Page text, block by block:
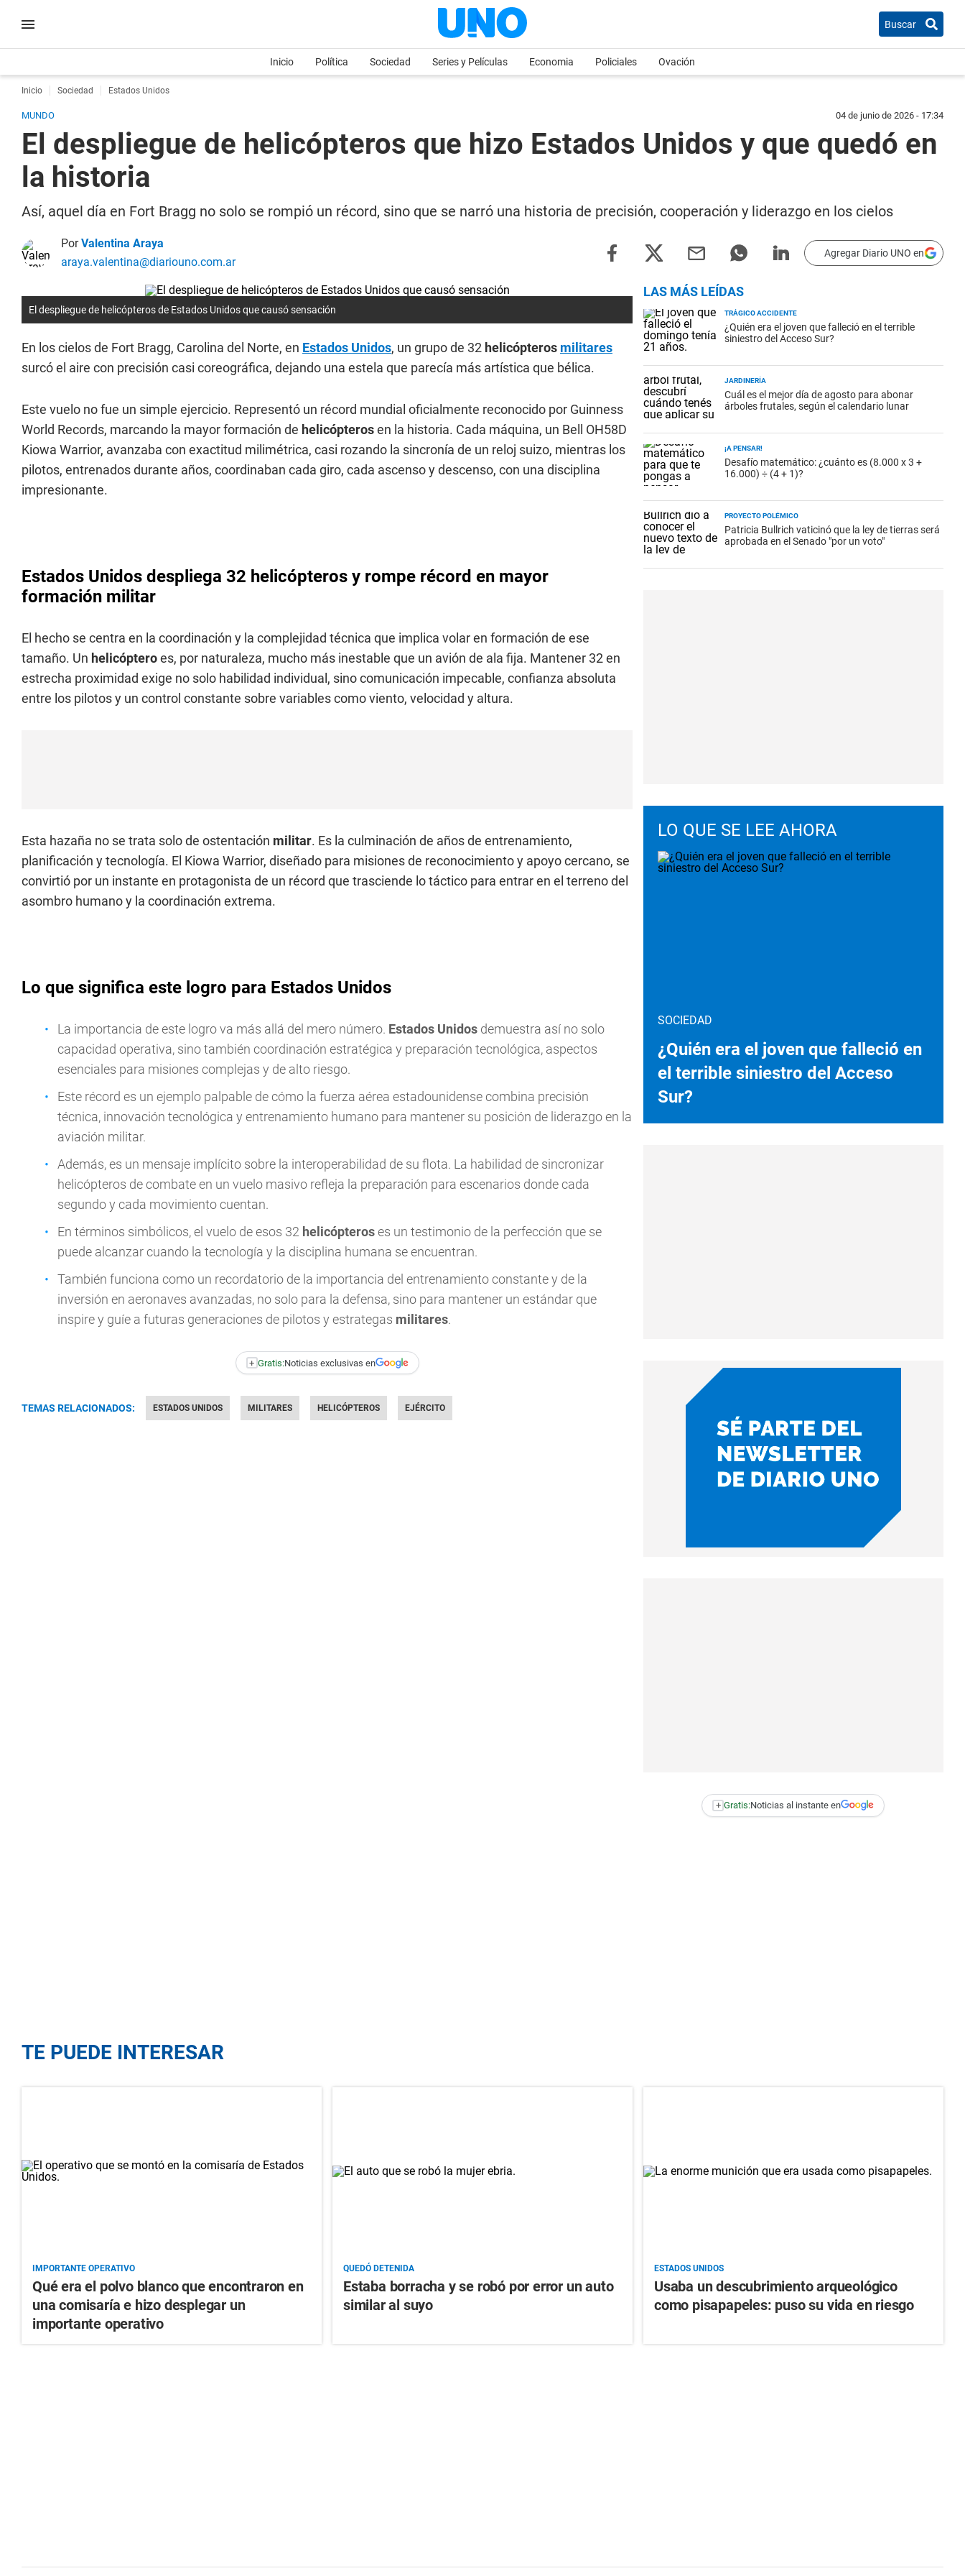
Buscar
Inicio Política Sociedad Series y Películas Economia Policiales Ovación
Inicio Sociedad Estados Unidos
MUNDO 04 de junio de 2026 - 17:34
El despliegue de helicópteros que hizo Estados Unidos y que quedó en
la historia
Así, aquel día en Fort Bragg no solo se rompió un récord, sino que se narró una historia de precisión, cooperación y liderazgo en los cielos
PorValentina Araya
araya.valentina@diariouno.com.ar
Agregar Diario UNO en
El despliegue de helicópteros de Estados Unidos que causó sensación
En los cielos de Fort Bragg, Carolina del Norte, en Estados Unidos, un grupo de 32 helicópteros militares
surcó el aire con precisión casi coreográfica, dejando una estela que parecía más artística que bélica.
Este vuelo no fue un simple ejercicio. Representó un récord mundial oficialmente reconocido por Guinness
World Records, marcando la mayor formación de helicópterosen la historia. Cada máquina, un Bell OH58D
Kiowa Warrior, avanzaba con exactitud milimétrica, casi rozando la sincronía de un reloj suizo, mientras los
pilotos, entrenados durante años, coordinaban cada giro, cada ascenso y descenso, con una disciplina
impresionante.
Estados Unidos despliega 32 helicópteros y rompe récord en mayor
formación militar
El hecho se centra en la coordinación y la complejidad técnica que implica volar en formación de ese
tamaño. Un helicópteroes, por naturaleza, mucho más inestable que un avión de ala fija. Mantener 32 en
estrecha proximidad exige no solo habilidad individual, sino comunicación impecable, confianza absoluta
entre los pilotos y un control constante sobre variables como viento, velocidad y altura.
Esta hazaña no se trata solo de ostentación militar. Es la culminación de años de entrenamiento,
planificación y tecnología. El Kiowa Warrior, diseñado para misiones de reconocimiento y apoyo cercano, se
convirtió por un instante en protagonista de un récord que trasciende lo táctico para entrar en el terreno del
asombro humano y la coordinación extrema.
Lo que significa este logro para Estados Unidos
La importancia de este logro va más allá del mero número. Estados Unidos demuestra así no solo
capacidad operativa, sino también coordinación estratégica y preparación tecnológica, aspectos
esenciales para misiones complejas y de alto riesgo.
Este récord es un ejemplo palpable de cómo la fuerza aérea estadounidense combina precisión
técnica, innovación tecnológica y entrenamiento humano para mantener su posición de liderazgo en la
aviación militar.
Además, es un mensaje implícito sobre la interoperabilidad de su flota. La habilidad de sincronizar
helicópteros de combate en un vuelo masivo refleja la preparación para escenarios donde cada
segundo y cada movimiento cuentan.
En términos simbólicos, el vuelo de esos 32 helicópteroses un testimonio de la perfección que se
puede alcanzar cuando la tecnología y la disciplina humana se encuentran.
También funciona como un recordatorio de la importancia del entrenamiento constante y de la
inversión en aeronaves avanzadas, no solo para la defensa, sino para mantener un estándar que
inspire y guíe a futuras generaciones de pilotos y estrategas militares.
+ Gratis:Noticias exclusivas en
TEMAS RELACIONADOS: ESTADOS UNIDOS MILITARES HELICÓPTEROS EJÉRCITO
LAS MÁS LEÍDAS
TRÁGICO ACCIDENTE
¿Quién era el joven que falleció en el terrible
siniestro del Acceso Sur?
JARDINERÍA
Cuál es el mejor día de agosto para abonar
árboles frutales, según el calendario lunar
¡A PENSAR!
Desafío matemático: ¿cuánto es (8.000 x 3 +
16.000) ÷ (4 + 1)?
PROYECTO POLÉMICO
Patricia Bullrich vaticinó que la ley de tierras será
aprobada en el Senado "por un voto"
LO QUE SE LEE AHORA
SOCIEDAD
¿Quién era el joven que falleció en
el terrible siniestro del Acceso
Sur?
+ Gratis:Noticias al instante en
TE PUEDE INTERESAR
IMPORTANTE OPERATIVO
Qué era el polvo blanco que encontraron en
una comisaría e hizo desplegar un
importante operativo
QUEDÓ DETENIDA
Estaba borracha y se robó por error un auto
similar al suyo
ESTADOS UNIDOS
Usaba un descubrimiento arqueológico
como pisapapeles: puso su vida en riesgo